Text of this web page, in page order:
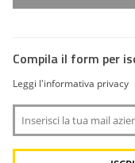
Compila il form per
Leggi l'informativa privacy